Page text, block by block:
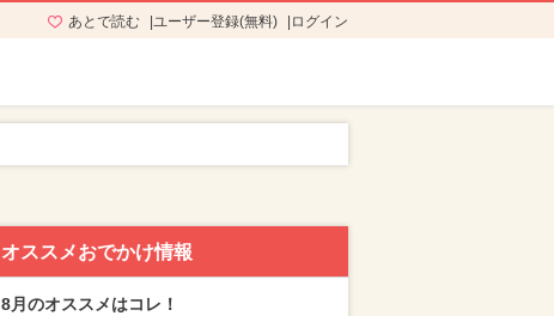
あとで読む ユーザー登録(無料) ログイン
オススメおでかけ情報
8月のオススメはコレ！